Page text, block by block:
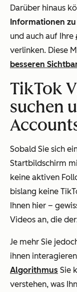
Darüber hinaus
Informationen
und auch auf Ihre
verlinken. Diese
besseren
TikTok
suchen
Sobald Sie sich
Startbildschirm
keine aktiven
bislang keine
Ihnen hier –
Videos an, die
Je mehr Sie
ihnen
Algorithmus Sie
verstehen, was